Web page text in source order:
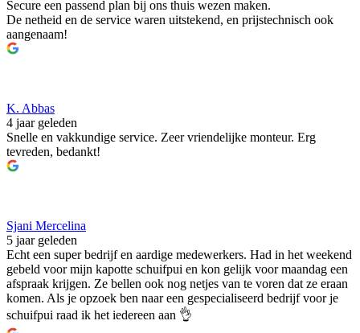
Secure een passend plan bij ons thuis wezen maken.
De netheid en de service waren uitstekend, en prijstechnisch ook
aangenaam!
K. Abbas
4 jaar geleden
Snelle en vakkundige service. Zeer vriendelijke monteur. Erg
tevreden, bedankt!
Sjani Mercelina
5 jaar geleden
Echt een super bedrijf en aardige medewerkers. Had in het weekend
gebeld voor mijn kapotte schuifpui en kon gelijk voor maandag een
afspraak krijgen. Ze bellen ook nog netjes van te voren dat ze eraan
komen. Als je opzoek ben naar een gespecialiseerd bedrijf voor je
schuifpui raad ik het iedereen aan 👌